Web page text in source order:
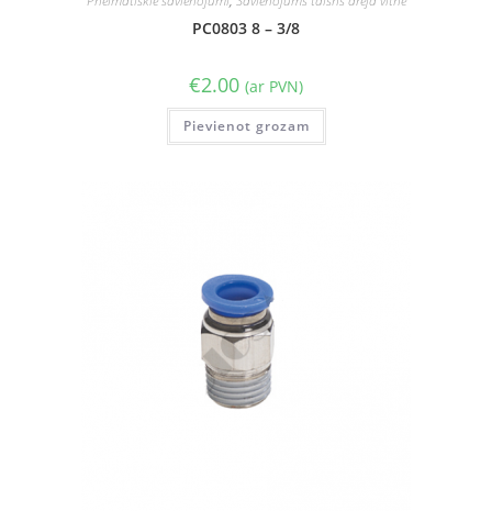
PC0803 8 – 3/8
€2.00 (ar PVN)
Pievienot grozam